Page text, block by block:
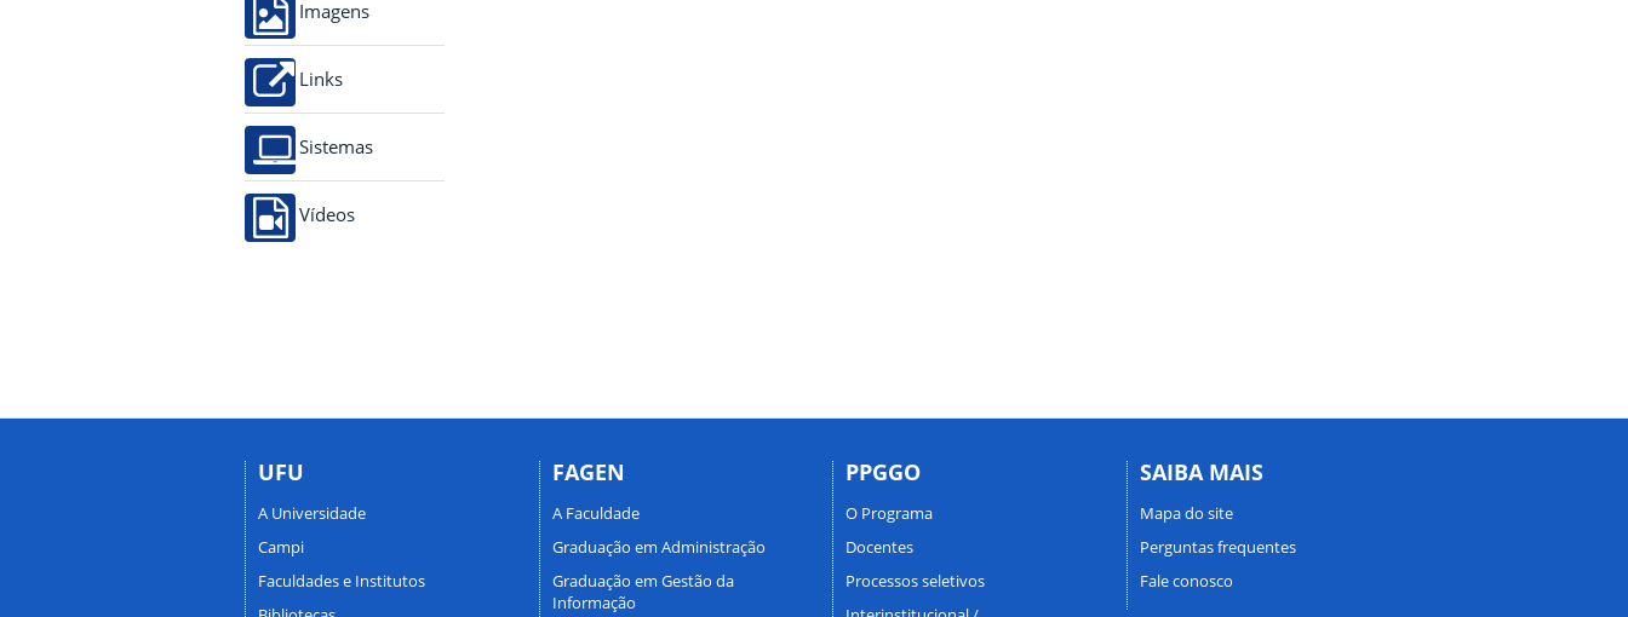
Imagens
Links
Sistemas
Vídeos
UFU
A Universidade
Campi
Faculdades e Institutos
FAGEN
A Faculdade
Graduação em Administração
Graduação em Gestão da
Informação
PPGGO
O Programa
Docentes
Processos seletivos
SAIBA MAIS
Mapa do site
Perguntas frequentes
Fale conosco